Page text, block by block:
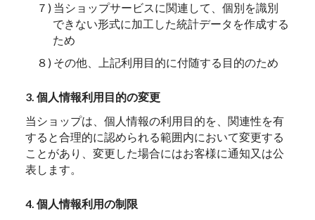
７) 当ショップサービスに関連して、個別を識別
できない形式に加工した統計データを作成する
ため
８) その他、上記利用目的に付随する目的のため
3. 個人情報利用目的の変更
当ショップは、個人情報の利用目的を、関連性を有
すると合理的に認められる範囲内において変更する
ことがあり、変更した場合にはお客様に通知又は公
表します。
4. 個人情報利用の制限